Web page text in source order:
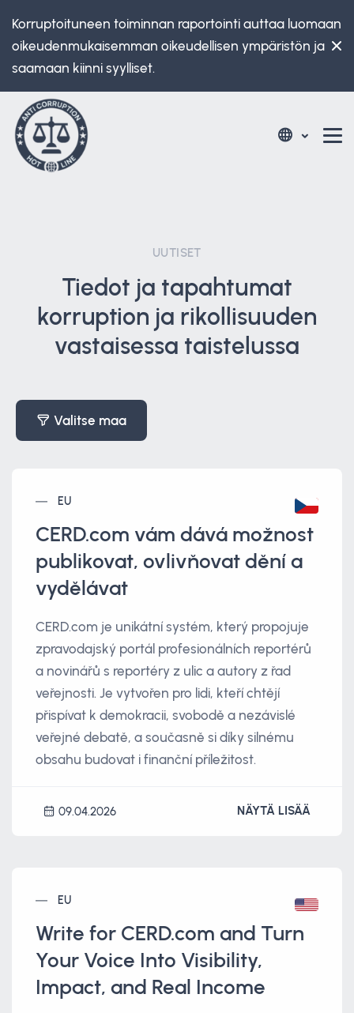
Korruptoituneen toiminnan raportointi auttaa luomaan
oikeudenmukaisemman oikeudellisen ympäristön ja
saamaan kiinni syylliset.
UUTISET
Tiedot ja tapahtumat
korruption ja rikollisuuden
vastaisessa taistelussa
Valitse maa
EU
CERD.com vám dává možnost
publikovat, ovlivňovat dění a
vydělávat
CERD.com je unikátní systém, který propojuje
zpravodajský portál profesionálních reportérů
a novinářů s reportéry z ulic a autory z řad
veřejnosti. Je vytvořen pro lidi, kteří chtějí
přispívat k demokracii, svobodě a nezávislé
veřejné debatě, a současně si díky silnému
obsahu budovat i finanční příležitost.
09.04.2026 NÄYTÄ LISÄÄ
EU
Write for CERD.com and Turn
Your Voice Into Visibility,
Impact, and Real Income